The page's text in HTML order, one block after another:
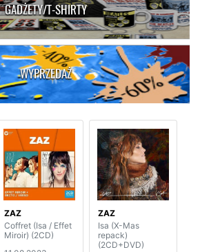
GADŻETY/T-SHIRTY
WYPRZEDAŻ
ZAZ
Coffret (Isa / Effet
Miroir) (2CD)
ZAZ
Isa (X-Mas
repack)
(2CD+DVD)